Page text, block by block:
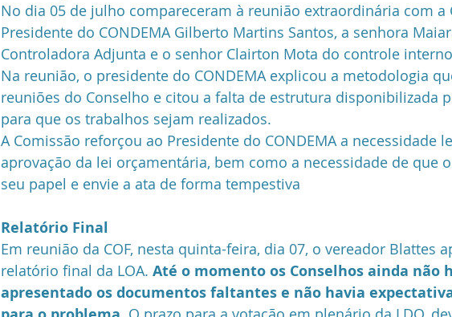
No dia 05 de julho compareceram à reunião extraordinária com a
Presidente do CONDEMA Gilberto Martins Santos, a senhora
Controladora Adjunta e o senhor Clairton Mota do controle
Na reunião, o presidente do CONDEMA explicou a metodologia
reuniões do Conselho e citou a falta de estrutura disponibilizada
para que os trabalhos sejam realizados.
A Comissão reforçou ao Presidente do CONDEMA a necessidade
aprovação da lei orçamentária, bem como a necessidade de que
seu papel e envie a ata de forma tempestiva
Relatório Final
Em reunião da COF, nesta quinta-feira, dia 07, o vereador Blattes
relatório final da LOA. Até o momento os Conselhos ainda não
apresentado os documentos faltantes e não havia